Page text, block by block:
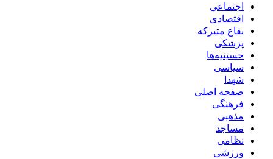
اجتماعی
اقتصادی
بقاع متبرکه
پزشکی
حسینیه‌ها
سیاسی
شهدا
صفحه اصلی
فرهنگی
مذهبی
مساجد
نظامی
ورزشی